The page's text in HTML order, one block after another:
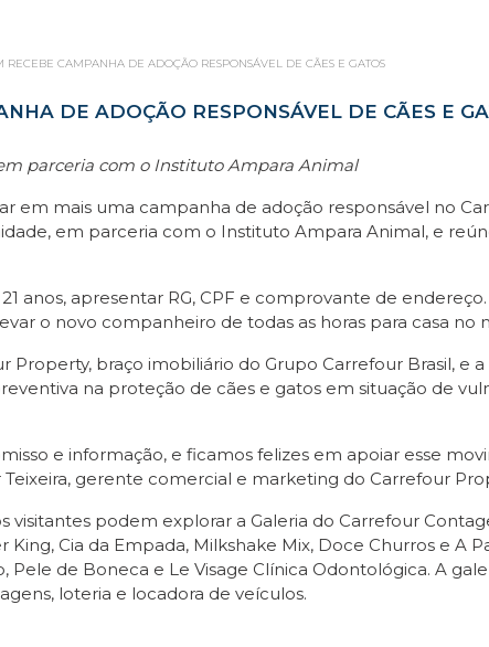
RECEBE CAMPANHA DE ADOÇÃO RESPONSÁVEL DE CÃES E GATOS
DE ADOÇÃO RESPONSÁVEL DE CÃES E
parceria com o Instituto Ampara Animal
em mais uma campanha de adoção responsável no
em parceria com o Instituto Ampara Animal, e
anos, apresentar RG, CPF e comprovante de
o novo companheiro de todas as horas para casa no
braço imobiliário do Grupo Carrefour Brasil, e
na proteção de cães e gatos em situação de
e informação, e ficamos felizes em apoiar esse
gerente comercial e marketing do Carrefour
visitantes podem explorar a Galeria do Carrefour
Cia da Empada, Milkshake Mix, Doce Churros e A
de Boneca e Le Visage Clínica Odontológica. A
loteria e locadora de veículos.